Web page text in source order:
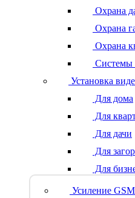
Охрана
Охрана
Охрана
Установка
Для дома
Для
Для дачи
Для
Для
Усиление